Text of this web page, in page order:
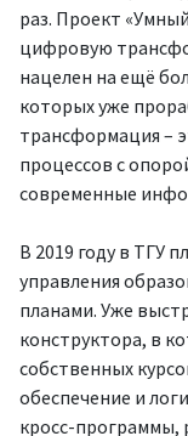
раз. Проект
цифровую
нацелен на ещё
которых уже
трансформация –
процессов с
современные
В 2019 году в ТГУ
управления
планами. Уже
конструктора, в
собственных
обеспечение и
кросс-программы,